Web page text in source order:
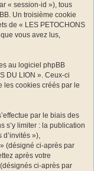
« session-id »), tous
Un troisième cookie
de « LES PETOCHONS
vous avez lus,
au logiciel phpBB
DU LION ». Ceux-ci
les cookies créés par le
par le biais des
s’y limiter : la publication
d’invités »),
(désigné ci-après par
après votre
ci-après par